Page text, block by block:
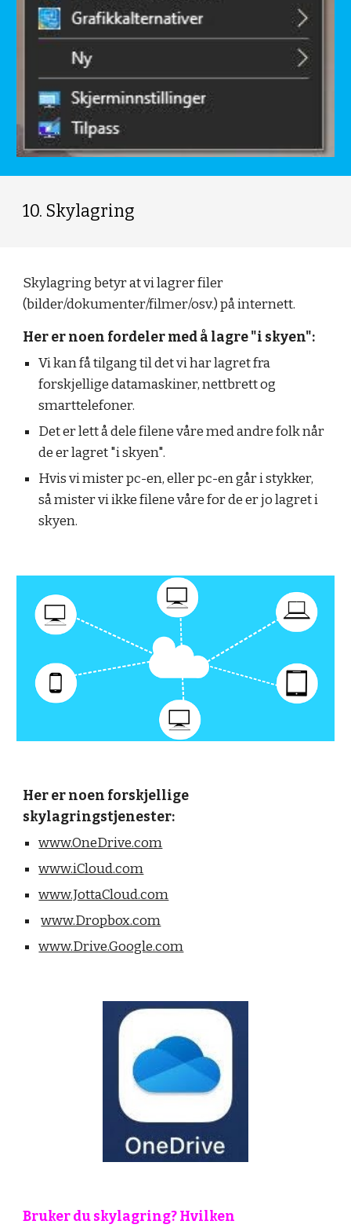
10. Skylagring
Skylagring betyr at vi lagrer filer
(bilder/dokumenter/filmer/osv.) på internett.
Her er noen fordeler med å lagre "i skyen":
Vi kan få tilgang til det vi har lagret fra
forskjellige datamaskiner, nettbrett og
smarttelefoner.
Det er lett å dele filene våre med andre folk når
de er lagret "i skyen".
Hvis vi mister pc-en, eller pc-en går i stykker,
så mister vi ikke filene våre for de er jo lagret i
skyen.
Her er noen forskjellige
skylagringstjenester:
www.OneDrive.com
www.iCloud.com
www.JottaCloud.com
www.Dropbox.com
www.Drive.Google.com
Bruker du skylagring? Hvilken